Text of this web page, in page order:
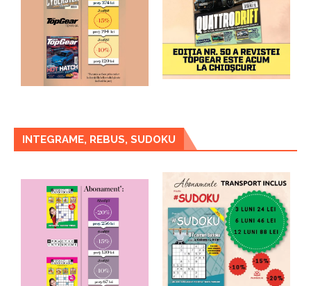
INTEGRAME, REBUS, SUDOKU